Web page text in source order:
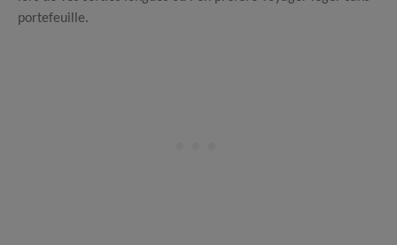
portefeuille.